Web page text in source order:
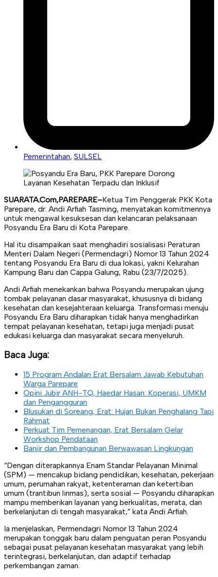
Pemerintahan, SULSEL
SUARATA.Com,PAREPARE–Ketua Tim Penggerak PKK Kota
Parepare, dr. Andi Arfiah Tasming, menyatakan komitmennya
untuk mengawal kesuksesan dan kelancaran pelaksanaan
Posyandu Era Baru di Kota Parepare.
Hal itu disampaikan saat menghadiri sosialisasi Peraturan
Menteri Dalam Negeri (Permendagri) Nomor 13 Tahun 2024
tentang Posyandu Era Baru di dua lokasi, yakni Kelurahan
Kampung Baru dan Cappa Galung, Rabu (23/7/2025).
Andi Arfiah menekankan bahwa Posyandu merupakan ujung
tombak pelayanan dasar masyarakat, khususnya di bidang
kesehatan dan kesejahteraan keluarga. Transformasi menuju
Posyandu Era Baru diharapkan tidak hanya menghadirkan
tempat pelayanan kesehatan, tetapi juga menjadi pusat
edukasi keluarga dan masyarakat secara menyeluruh.
Baca Juga:
15 Program Andalan Erat Bersalam Jawab Kebutuhan
Warga Parepare
Opini Jubir ANH-TQ, Haedar Hasan: Koperasi, UMKM
dan Pengangguran
Blusukan di Soreang, Erat: Hujan Bukan Penghalang Tapi
Rahmat
Perkuat Tim Pemenangan, Erat Bersalam Gelar
Workshop Pendataan
Banjir dan Pembangunan Berwawasan Lingkungan
“Dengan diterapkannya Enam Standar Pelayanan Minimal
(SPM) — mencakup bidang pendidikan, kesehatan, pekerjaan
umum, perumahan rakyat, ketenteraman dan ketertiban
umum (trantibun linmas), serta sosial — Posyandu diharapkan
mampu memberikan layanan yang berkualitas, merata, dan
berkelanjutan di tengah masyarakat,” kata Andi Arfiah.
Ia menjelaskan, Permendagri Nomor 13 Tahun 2024
merupakan tonggak baru dalam penguatan peran Posyandu
sebagai pusat pelayanan kesehatan masyarakat yang lebih
terintegrasi, berkelanjutan, dan adaptif terhadap
perkembangan zaman.